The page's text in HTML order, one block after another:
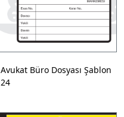
Avukat Büro Dosyası Şablon
24